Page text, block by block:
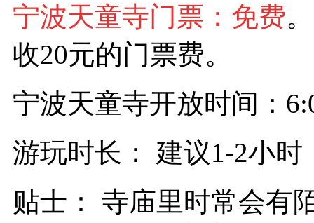
宁波天童寺门票：免费
收20元的门票费。
宁波天童寺开放时间：
游玩时长： 建议1-2小时
贴士： 寺庙里时常会有